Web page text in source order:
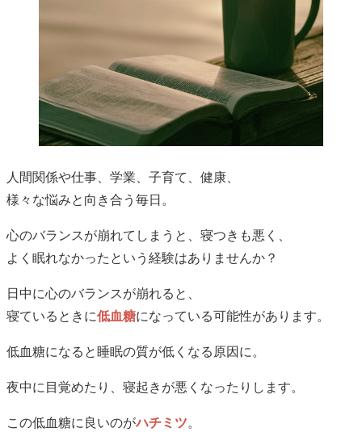
人間関係や仕事、学業、子育て、健康、
様々な悩みと向き合う毎日。
心のバランスが崩れてしまうと、寝つきも悪く、
よく眠れなかったという経験はありませんか？
日中に心のバランスが崩れると、
寝ているときに低血糖になっている可能性があります。
低血糖になると睡眠の質が低くなる原因に。
夜中に目覚めたり、寝起きが悪くなったりします。
この低血糖に良いのがハチミツ。